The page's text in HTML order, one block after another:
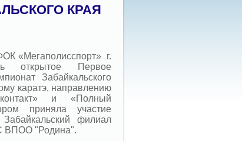
КРАЯ
«Мегаполисспорт» г.
открытое Первое
Забайкальского
каратэ, направлению
и «Полный
приняла участие
филиал
ВПОО "Родина".